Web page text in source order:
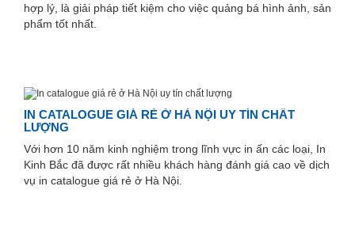
hợp lý, là giải pháp tiết kiệm cho việc quảng bá hình ảnh, sản
phẩm tốt nhất.
IN CATALOGUE GIÁ RẺ Ở HÀ NỘI UY TÍN CHẤT
LƯỢNG
Với hơn 10 năm kinh nghiệm trong lĩnh vực in ấn các loại, In
Kinh Bắc đã được rất nhiều khách hàng đánh giá cao về dịch
vụ in catalogue giá rẻ ở Hà Nội.